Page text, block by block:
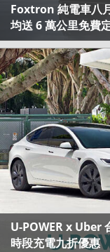
Foxtron 純電車八
均送 6 萬公里免費
U-POWER x Uber
時段充電九折優惠